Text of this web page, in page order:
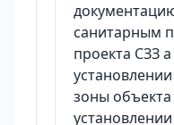
санитарным
проекта СЗЗ
зоны